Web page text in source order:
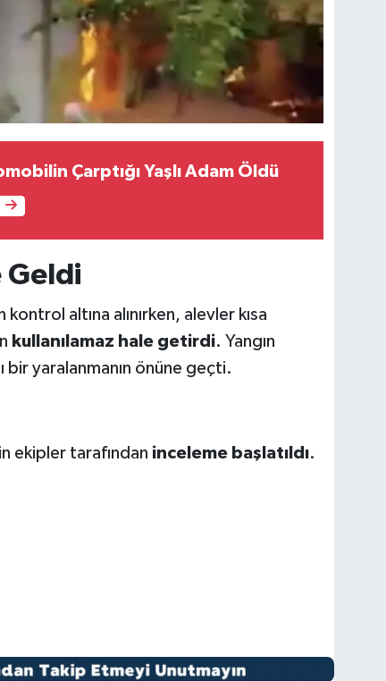
Çarptığı Yaşlı Adam Öldü
Geldi
altına alınırken, alevler kısa
kullanılamaz hale getirdi. Yangın
bir yaralanmanın önüne geçti.
ekipler tarafından inceleme başlatıldı.